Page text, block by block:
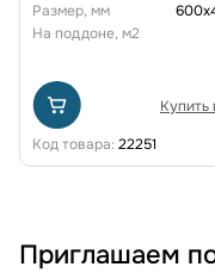
Размер, мм
На поддоне, м2
Купить
Код товара: 22251
Приглашаем